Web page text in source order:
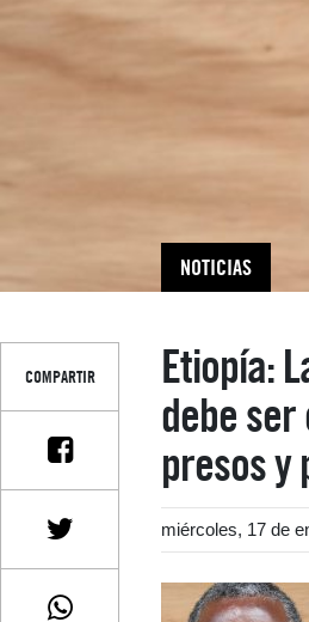
NOTICIAS
Etiopía:
debe
presos y
miércoles, 17 de
COMPARTIR